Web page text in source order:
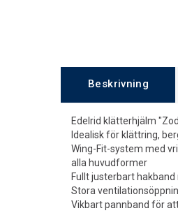
Beskrivning
Edelrid klätterhjälm
Idealisk för klättring,
Wing-Fit-system med
alla huvudformer
Fullt justerbart
Stora
Vikbart pannband för